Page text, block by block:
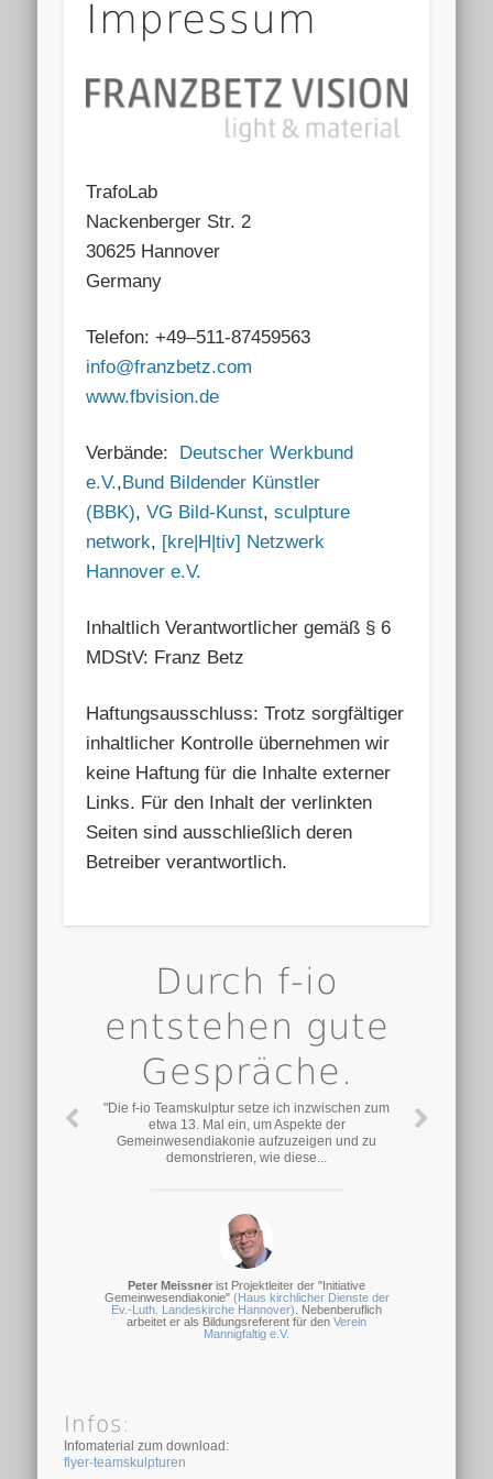
Impressum
TrafoLab
Nackenberger Str. 2
30625 Hannover
Germany
Telefon: +49–511-87459563
info@franzbetz.com
www.fbvision.de
Verbände: Deutscher Werkbund
e.V.,Bund Bildender Künstler
(BBK),VG Bild-Kunst,sculpture
network, [kre|H|tiv] Netzwerk
Hannover e.V.
Inhaltlich Verantwortlicher gemäß § 6
MDStV: Franz Betz
Haftungsausschluss: Trotz sorgfältiger
inhaltlicher Kontrolle übernehmen wir
keine Haftung für die Inhalte externer
Links. Für den Inhalt der verlinkten
Seiten sind ausschließlich deren
Betreiber verantwortlich.
Durch f-io
entstehen gute
Gespräche.
"Die f-io Teamskulptur setze ich inzwischen zum
etwa 13. Mal ein, um Aspekte der
Gemeinwesendiakonie aufzuzeigen und zu
demonstrieren, wie diese...
Peter Meissner ist Projektleiter der "Initiative
Gemeinwesendiakonie" (Haus kirchlicher Dienste der
Ev.-Luth. Landeskirche Hannover) . Nebenberuflich
arbeitet er als Bildungsreferent für den Verein
Mannigfaltig e.V.
Infos:
Infomaterial zum download:
flyer-teamskulpturen